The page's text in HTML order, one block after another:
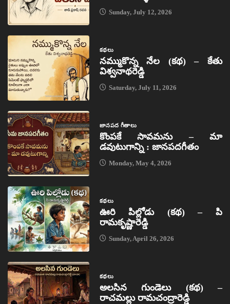
Sunday, July 12, 2026
కథలు
నమ్ముకొన్న నేల (కథ) – కేతు
విశ్వనాథరెడ్డి
Saturday, July 11, 2026
జానపద గీతాలు
కొంపకే సావమను – మా
డవుటుగాన్ని : జానపదగీతం
Monday, May 4, 2026
కథలు
ఊరి పిల్లోడు (కథ) – పి
రామకృష్ణారెడ్డి
Sunday, April 26, 2026
కథలు
అలసిన గుండెలు (కథ) –
రాచమల్లు రామచంద్రారెడ్డి